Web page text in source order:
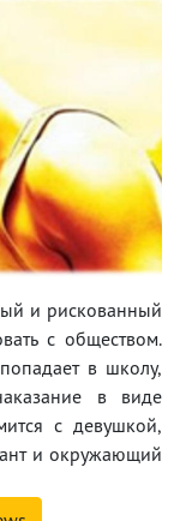
и рискованный
с обществом.
в школу,
в виде
с девушкой,
и окружающий